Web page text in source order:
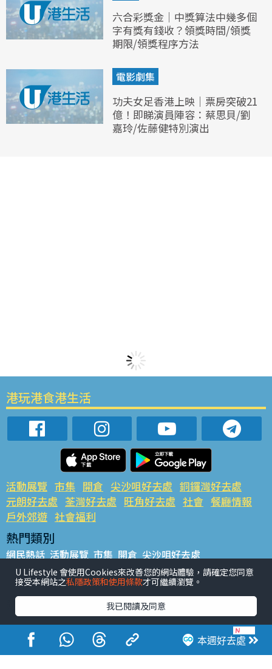
六合彩獎金｜中獎算法中幾多個
字有獎有錢收？領獎時間/領獎
期限/領獎程序方法
電影劇集
功夫女足香港上映｜票房突破21
億！即睇演員陣容：蔡思貝/劉
嘉玲/佐藤健特別演出
本週好去處
港玩港食港生活
活動展覽 市集 開倉 尖沙咀好去處 銅鑼灣好去處
元朗好去處 荃灣好去處 旺角好去處 社會 餐廳情報
戶外郊遊 社會福利
熱門類別
網民熱話 活動展覽 市集 開倉 尖沙咀好去處
銅鑼灣好去處 元朗好去處 荃灣好去處 旺角好去處 社會
餐廳情報 戶外郊遊
熱門標籤
#UGO搵好去處 #人氣活動推介 #美食社群熱話
#親子玩樂好去處
#ULifestyle應用程式
#限時搶
#UJetso禮物放送
#ULifestyle商戶中心 #著數 #網絡熱話
U Lifestyle 會使用Cookies來改善您的網站體驗，請確定您同意
接受本網站之私隱政策和使用條款才可繼續瀏覽。
我已閱讀及同意